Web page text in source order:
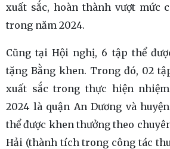
xuất sắc, hoàn thành vượt mức
trong năm 2024.
Cũng tại Hội nghị, 6 tập thể
tặng Bằng khen. Trong đó, 02
xuất sắc trong thực hiện
2024 là quận An Dương và
thể được khen thưởng theo
Hải (thành tích trong công tác